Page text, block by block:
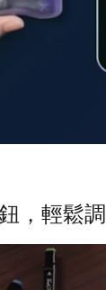
，輕鬆